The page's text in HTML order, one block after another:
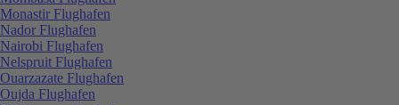
Monastir Flughafen
Nador Flughafen
Nairobi Flughafen
Nelspruit Flughafen
Ouarzazate Flughafen
Oujda Flughafen